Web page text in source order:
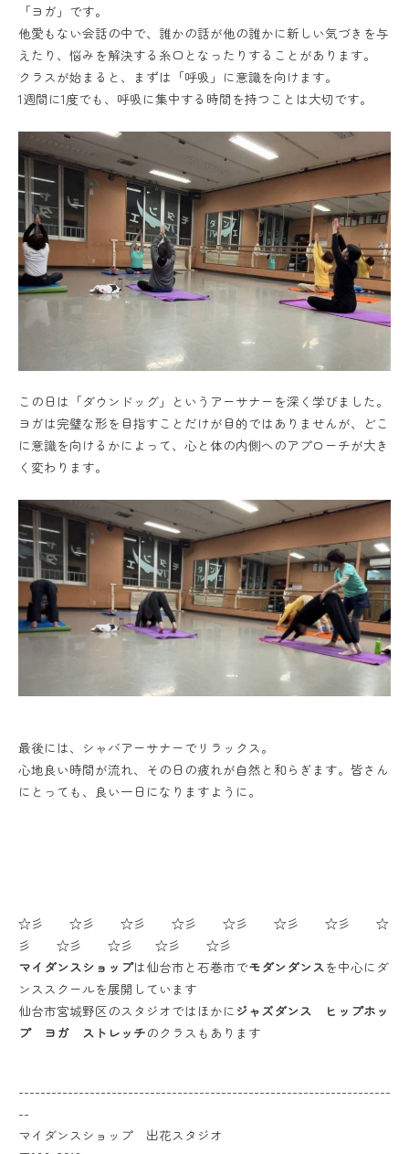
「ヨガ」です。
他愛もない会話の中で、誰かの話が他の誰かに新しい気づきを与
えたり、悩みを解決する糸口となったりすることがあります。
クラスが始まると、まずは「呼吸」に意識を向けます。
1週間に1度でも、呼吸に集中する時間を持つことは大切です。
この日は「ダウンドッグ」というアーサナーを深く学びました。
ヨガは完璧な形を目指すことだけが目的ではありませんが、どこ
に意識を向けるかによって、心と体の内側へのアプローチが大き
く変わります。
最後には、シャバアーサナーでリラックス。
心地良い時間が流れ、その日の疲れが自然と和らぎます。皆さん
にとっても、良い一日になりますように。
☆彡 ☆彡 ☆彡 ☆彡 ☆彡 ☆彡 ☆彡 ☆
彡 ☆彡 ☆彡 ☆彡 ☆彡
マイダンスショップは仙台市と石巻市でモダンダンスを中心にダ
ンススクールを展開しています
仙台市宮城野区のスタジオではほかに ジャズダンス ヒップホッ
プ ヨガ ストレッチのクラスもあります
--------------------------------------------------------------------
--
マイダンスショップ 出花スタジオ